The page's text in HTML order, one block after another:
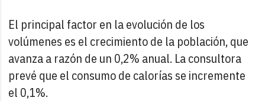
El principal factor en la evolución de los
volúmenes es el crecimiento de la población, que
avanza a razón de un 0,2% anual. La consultora
prevé que el consumo de calorías se incremente
el 0,1%.